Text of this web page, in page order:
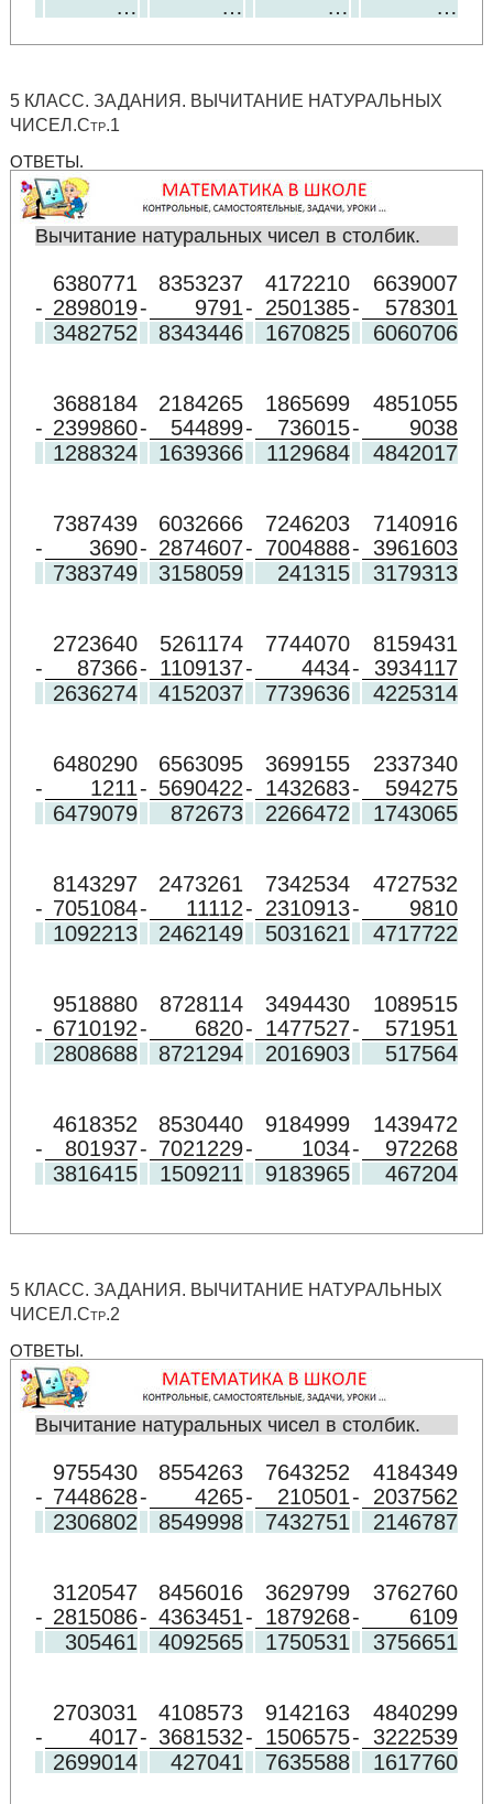
… … … …
5 КЛАСС. ЗАДАНИЯ. ВЫЧИТАНИЕ НАТУРАЛЬНЫХ
ЧИСЕЛ.Стр.1
ОТВЕТЫ.
Вычитание натуральных чисел в столбик.
6380771 8353237 4172210
6639007
- 2898019- 9791- 2501385-
578301
3482752
8343446 1670825 6060706
3688184 2184265 1865699
4851055
- 2399860- 544899- 736015-
9038
1288324
1639366 1129684 4842017
7387439 6032666 7246203
7140916
-
3690- 2874607- 7004888-
3961603
7383749
3158059 241315 3179313
2723640 5261174 7744070
8159431
-
87366- 1109137- 4434-
3934117
2636274
4152037 7739636 4225314
6480290 6563095 3699155
2337340
-
1211- 5690422- 1432683-
594275
6479079
872673 2266472 1743065
8143297 2473261 7342534
4727532
- 7051084- 11112- 2310913-
9810
1092213
2462149 5031621 4717722
9518880 8728114 3494430
1089515
- 6710192- 6820- 1477527-
571951
2808688
8721294 2016903 517564
4618352 8530440 9184999
1439472
-
801937- 7021229- 1034-
972268
3816415
1509211 9183965 467204
5 КЛАСС. ЗАДАНИЯ. ВЫЧИТАНИЕ НАТУРАЛЬНЫХ
ЧИСЕЛ.Стр.2
ОТВЕТЫ.
Вычитание натуральных чисел в столбик.
9755430 8554263 7643252
4184349
- 7448628- 4265- 210501-
2037562
2306802
8549998 7432751 2146787
3120547 8456016 3629799
3762760
- 2815086- 4363451- 1879268-
6109
305461
4092565 1750531 3756651
2703031 4108573 9142163
4840299
-
4017- 3681532- 1506575-
3222539
2699014
427041 7635588 1617760